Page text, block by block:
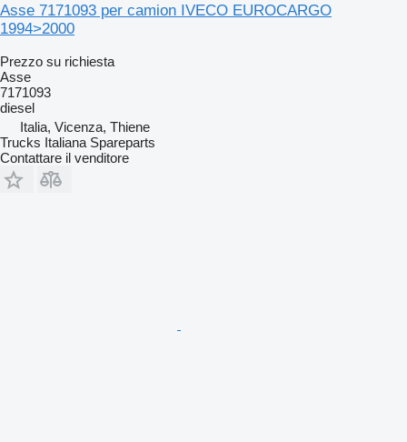
Asse 7171093 per camion IVECO EUROCARGO
1994>2000
Prezzo su richiesta
Asse
7171093
diesel
Italia, Vicenza, Thiene
Trucks Italiana Spareparts
Contattare il venditore